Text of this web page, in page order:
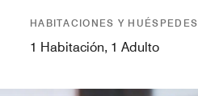
HABITACIONES Y HUÉSPEDES
1 Habitación, 1 Adulto